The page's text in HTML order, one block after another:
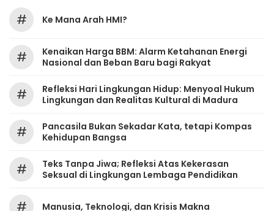
# Ke Mana Arah HMI?
#
Kenaikan Harga BBM: Alarm Ketahanan Energi
Nasional dan Beban Baru bagi Rakyat
#
Refleksi Hari Lingkungan Hidup: Menyoal Hukum
Lingkungan dan Realitas Kultural di Madura
#
Pancasila Bukan Sekadar Kata, tetapi Kompas
Kehidupan Bangsa
#
Teks Tanpa Jiwa; Refleksi Atas Kekerasan
Seksual di Lingkungan Lembaga Pendidikan
# Manusia, Teknologi, dan Krisis Makna